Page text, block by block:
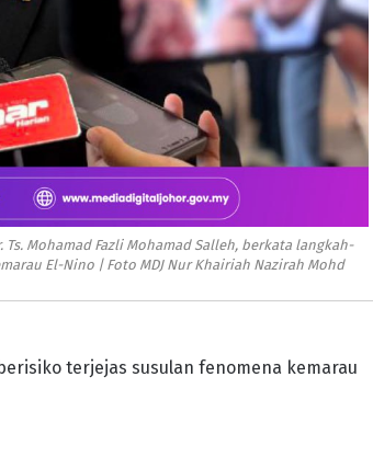
Mohamad Fazli Mohamad Salleh, berkata langkah-
El-Nino | Foto MDJ Nur Khairiah Nazirah Mohd
terjejas susulan fenomena kemarau